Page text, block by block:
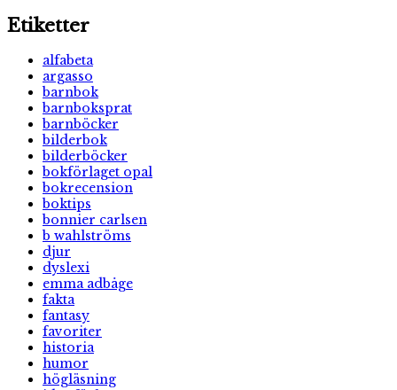
Etiketter
alfabeta
argasso
barnbok
barnboksprat
barnböcker
bilderbok
bilderböcker
bokförlaget opal
bokrecension
boktips
bonnier carlsen
b wahlströms
djur
dyslexi
emma adbåge
fakta
fantasy
favoriter
historia
humor
högläsning